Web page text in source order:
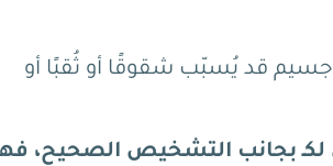
قد يُسبّب شقوقًا أو ثُقبًا أو
بجانب التشخيص الصحيح،